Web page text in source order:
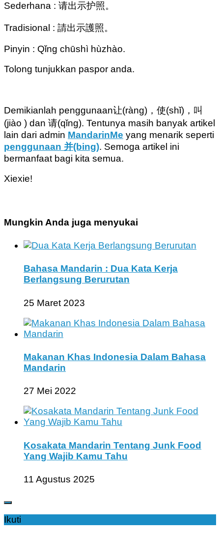
Sederhana : 请出示护照。
Tradisional : 請出示護照。
Pinyin : Qǐng chūshì hùzhào.
Tolong tunjukkan paspor anda.
Demikianlah penggunaan让(ràng)，使(shǐ)，叫
(jiào ) dan 请(qǐng). Tentunya masih banyak artikel
lain dari admin MandarinMe yang menarik seperti
penggunaan 并(bing). Semoga artikel ini
bermanfaat bagi kita semua.
Xiexie!
Mungkin Anda juga menyukai
Bahasa Mandarin : Dua Kata Kerja
Berlangsung Berurutan
25 Maret 2023
Makanan Khas Indonesia Dalam Bahasa
Mandarin
27 Mei 2022
Kosakata Mandarin Tentang Junk Food
Yang Wajib Kamu Tahu
11 Agustus 2025
Ikuti